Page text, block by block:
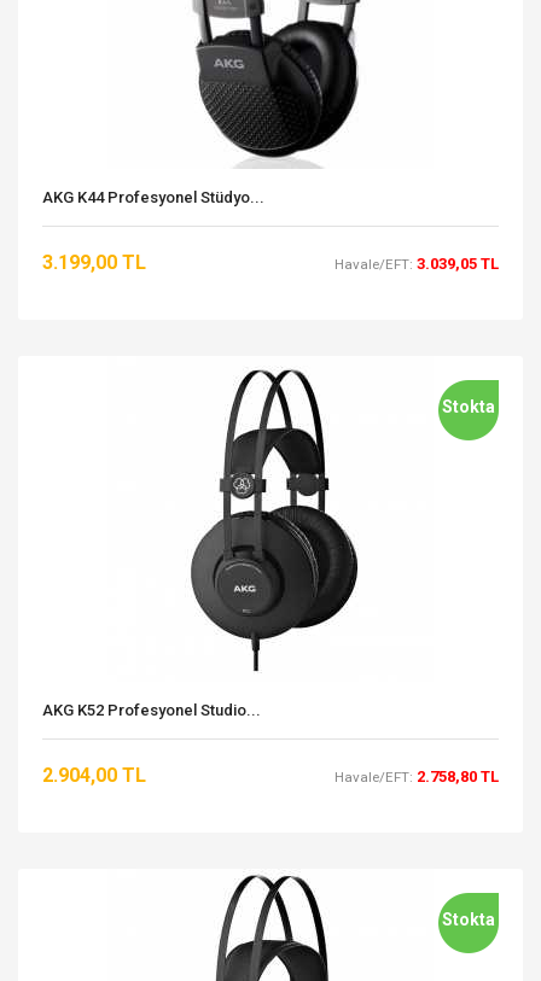
AKG K44 Profesyonel Stüdyo...
3.199,00 TL Havale/EFT: 3.039,05 TL
Stokta
AKG K52 Profesyonel Studio...
2.904,00 TL Havale/EFT: 2.758,80 TL
Stokta